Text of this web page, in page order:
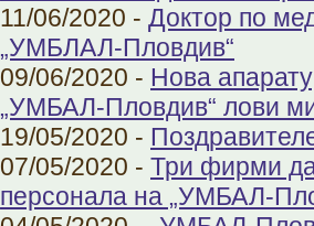
11/06/2020 - Доктор по
„УМБЛАЛ-Пловдив“
09/06/2020 - Нова
„УМБАЛ-Пловдив“ лови
19/05/2020 -
07/05/2020 - Три фирми
персонала на „УМБАЛ-